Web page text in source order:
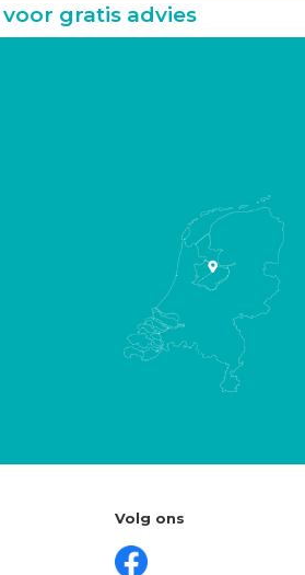
gratis advies
Volg ons